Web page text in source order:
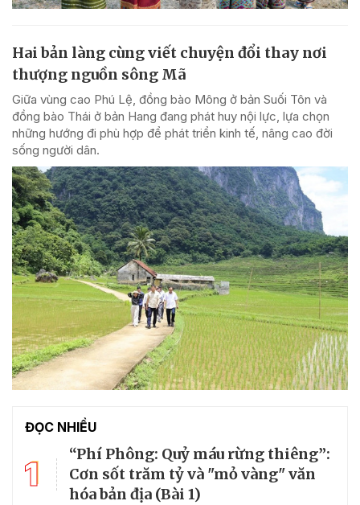
Hai bản làng cùng viết chuyện đổi thay nơi
thượng nguồn sông Mã
Giữa vùng cao Phú Lệ, đồng bào Mông ở bản Suối Tôn và
đồng bào Thái ở bản Hang đang phát huy nội lực, lựa chọn
những hướng đi phù hợp để phát triển kinh tế, nâng cao đời
sống người dân.
ĐỌC NHIỀU
1
“Phí Phông: Quỷ máu rừng thiêng”:
Cơn sốt trăm tỷ và "mỏ vàng" văn
hóa bản địa (Bài 1)